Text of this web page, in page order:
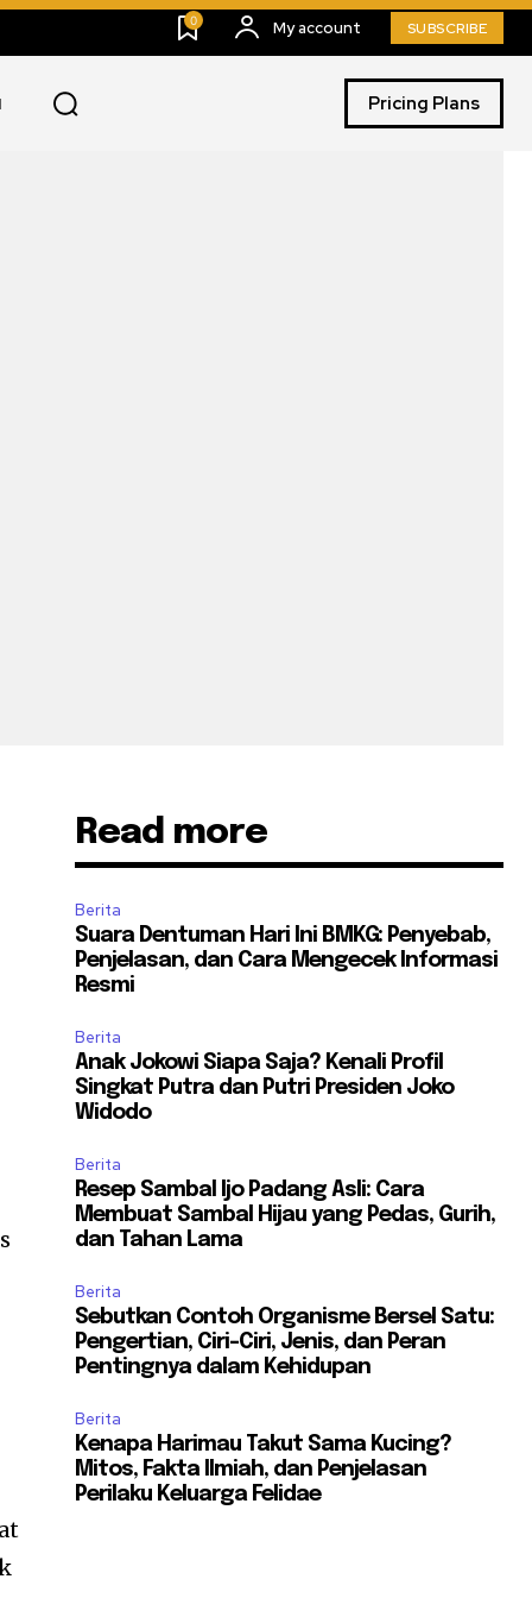
0 My account SUBSCRIBE
Pricing Plans
Read more
Berita
Suara Dentuman Hari Ini BMKG: Penyebab,
Penjelasan, dan Cara Mengecek Informasi
Resmi
Berita
Anak Jokowi Siapa Saja? Kenali Profil
Singkat Putra dan Putri Presiden Joko
Widodo
Berita
Resep Sambal Ijo Padang Asli: Cara
Membuat Sambal Hijau yang Pedas, Gurih,
dan Tahan Lama
Berita
Sebutkan Contoh Organisme Bersel Satu:
Pengertian, Ciri-Ciri, Jenis, dan Peran
Pentingnya dalam Kehidupan
Berita
Kenapa Harimau Takut Sama Kucing?
Mitos, Fakta Ilmiah, dan Penjelasan
Perilaku Keluarga Felidae